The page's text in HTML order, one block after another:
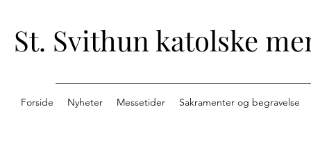
St. Svithun katolske
Forside Nyheter Messetider Sakramenter og begravelse